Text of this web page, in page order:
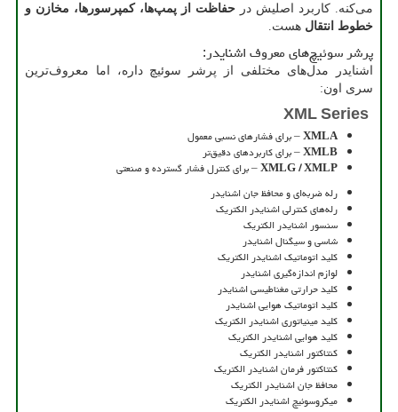
می‌کنه. کاربرد اصلیش در حفاظت از پمپ‌ها، کمپرسورها، مخازن و
خطوط انتقال هست.
پرشر سوئیچ‌های معروف اشنایدر:
اشنایدر مدل‌های مختلفی از پرشر سوئیچ داره، اما معروف‌ترین
سری اون:
XML Series
XMLA
–برای فشارهای نسبی معمول
XMLB
–برای کاربردهای دقیق‌تر
XMLG / XMLP
–برای کنترل فشار گسترده و صنعتی
رله ضربه‌ای و محافظ جان اشنایدر
رله‌های کنترلی اشنایدر الکتریک
سنسور اشنایدر الکتریک
شاسی و سیگنال اشنایدر
کلید اتوماتیک اشنایدر الکتریک
لوازم اندازه‌گیری اشنایدر
کلید حرارتی مغناطیسی اشنایدر
کلید اتوماتیک هوایی اشنایدر
کلید مینیاتوری اشنایدر الکتریک
کلید هوایی اشنایدر الکتریک
کنتاکتور اشنایدر الکتریک
کنتاکتور فرمان اشنایدر الکتریک
محافظ جان اشنایدر الکتریک
میکروسوئیچ اشنایدر الکتریک